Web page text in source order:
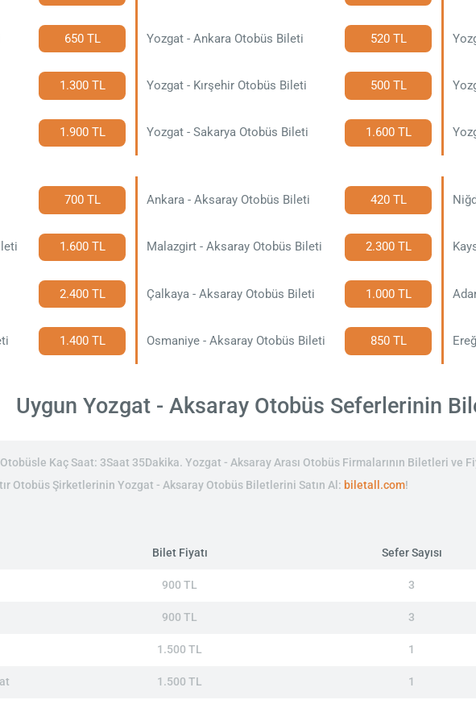
650 TL Yozgat - Ankara Otobüs Bileti 520 TL
1.300 TL Yozgat - Kırşehir Otobüs Bileti 500 TL
1.900 TL Yozgat - Sakarya Otobüs Bileti 1.600 TL
700 TL Ankara - Aksaray Otobüs Bileti 420 TL
1.600 TL Malazgirt - Aksaray Otobüs Bileti 2.300 TL
2.400 TL Çalkaya - Aksaray Otobüs Bileti 1.000 TL
1.400 TL Osmaniye - Aksaray Otobüs Bileti 850 TL
Uygun Yozgat - Aksaray Otobüs Seferlerinin
Kaç Saat: 3Saat 35Dakika. Yozgat - Aksaray Arası Otobüs Firmalarının Biletleri ve
Otobüs Şirketlerinin Yozgat - Aksaray Otobüs Biletlerini Satın Al: biletall.com!
Bilet Fiyatı Sefer Sayısı
900 TL 3
900 TL 3
1.500 TL 1
1.500 TL 1